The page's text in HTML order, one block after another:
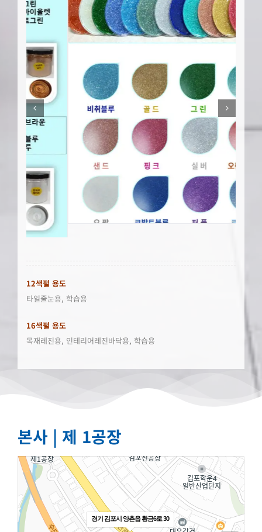
타일줄눈용, 학습용
목재레진용, 인테리어레진바닥용, 학습용
본사 | 제 1공장
경기 김포시 양촌읍 황금6로 30